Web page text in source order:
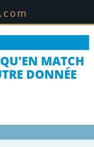
.com
MATCH
DONNÉE